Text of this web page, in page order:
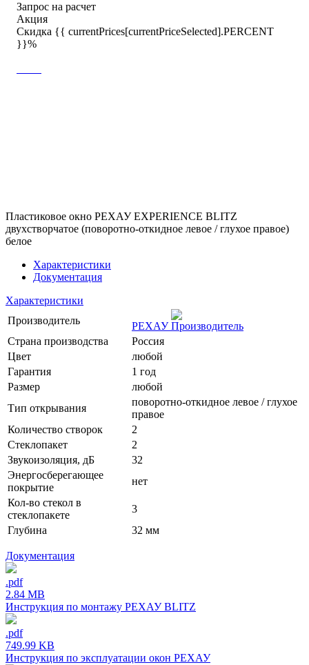
Запрос на расчет
Акция
Скидка {{ currentPrices[currentPriceSelected].PERCENT
}}%
Пластиковое окно РЕХАУ EXPERIENCE BLITZ
двухстворчатое (поворотно-откидное левое / глухое правое)
белое
Характеристики
Документация
Характеристики
Производитель
РЕХАУ
Страна производства
Россия
Цвет
любой
Гарантия
1 год
Размер
любой
Тип открывания
поворотно-откидное левое / глухое
правое
Количество створок
2
Стеклопакет
2
Звукоизоляция, дБ
32
Энергосберегающее
покрытие
нет
Кол-во стекол в
стеклопакете
3
Глубина
32 мм
Документация
.pdf
2.84 MB
Инструкция по монтажу РЕХАУ BLITZ
.pdf
749.99 KB
Инструкция по эксплуатации окон РЕХАУ